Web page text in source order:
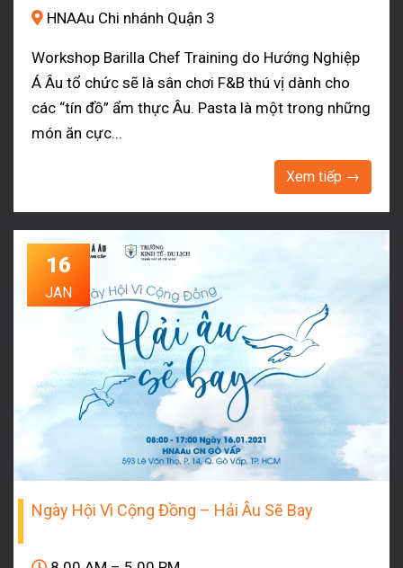
HNAAu Chi nhánh Quận 3
Workshop Barilla Chef Training do Hướng Nghiệp
Á Âu tổ chức sẽ là sân chơi F&B thú vị dành cho
các “tín đồ” ẩm thực Âu. Pasta là một trong những
món ăn cực...
Xem tiếp →
16
JAN
Ngày Hội Vì Cộng Đồng – Hải Âu Sẽ Bay